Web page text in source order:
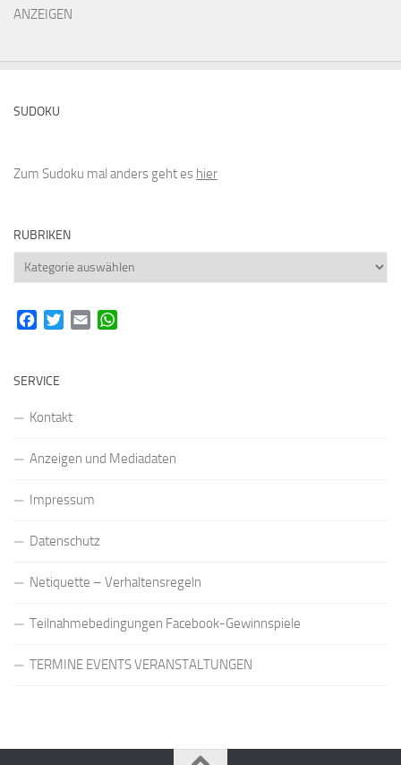
ANZEIGEN
SUDOKU
Zum Sudoku mal anders geht es hier
RUBRIKEN
Rubriken
FacebookTwitterEmail
SERVICE
Kontakt
Anzeigen und Mediadaten
Impressum
Datenschutz
Netiquette – Verhaltensregeln
Teilnahmebedingungen Facebook-Gewinnspiele
TERMINE EVENTS VERANSTALTUNGEN